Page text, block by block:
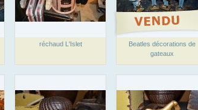
réchaud L'Islet
Beatles décorations de
gateaux